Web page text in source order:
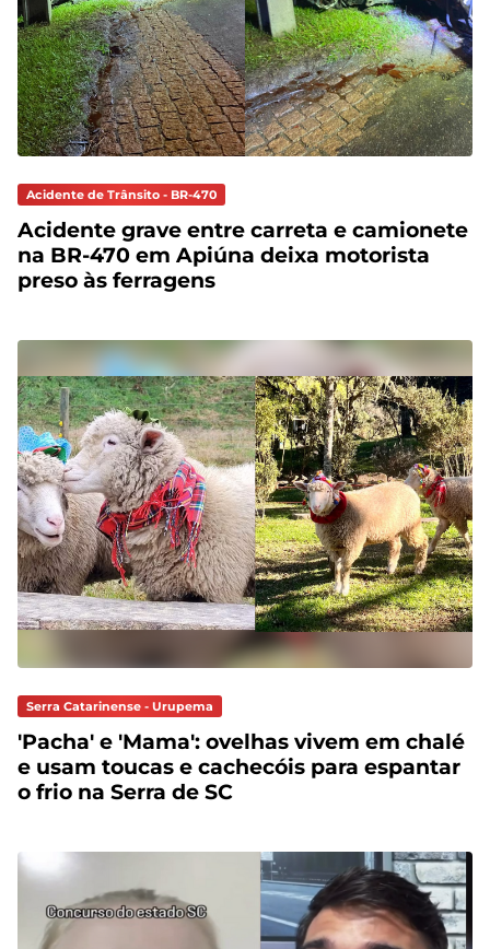
Acidente de Trânsito - BR-470
Acidente grave entre carreta e camionete
na BR-470 em Apiúna deixa motorista
preso às ferragens
Serra Catarinense - Urupema
'Pacha' e 'Mama': ovelhas vivem em chalé
e usam toucas e cachecóis para espantar
o frio na Serra de SC